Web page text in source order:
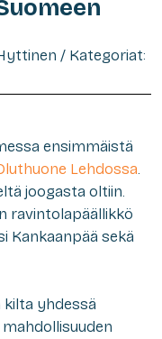
/ Kategoriat:
ensimmäistä
Lehdossa.
joogasta oltiin.
ravintolapäällikkö
Kankaanpää sekä
yhdessä